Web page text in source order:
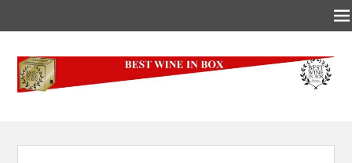
Best-Wine-In-Box
Concours International Best-Wine-In-Box